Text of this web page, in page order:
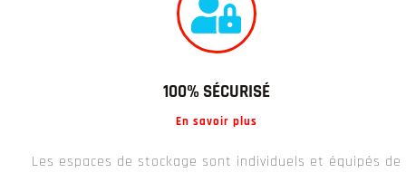
100% SÉCURISÉ
En savoir plus
Les espaces de stockage sont individuels et équipés de